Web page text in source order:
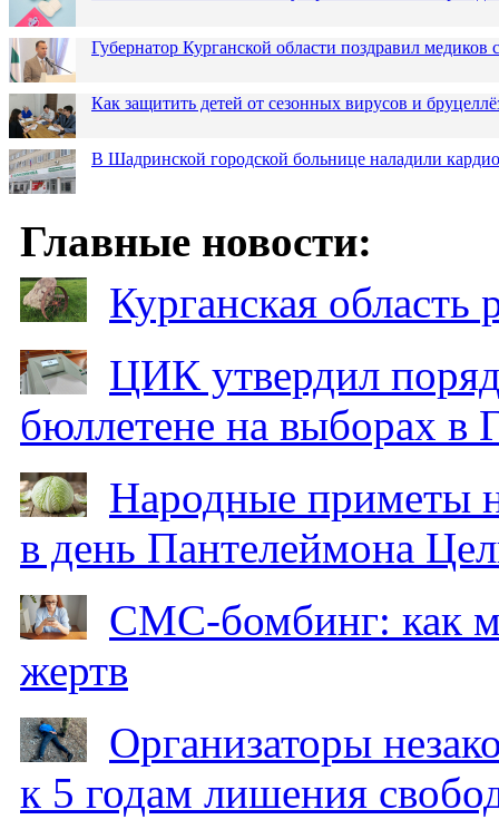
Губернатор Курганской области поздравил
Как защитить детей от сезонных вирусов и
В Шадринской городской больнице наладили
Главные новости:
Курганская
ЦИК утвердил
бюллетене на выборах в
Народные приметы
в день Пантелеймона
СМС-бомбинг: как
жертв
Организаторы
к 5 годам лишения